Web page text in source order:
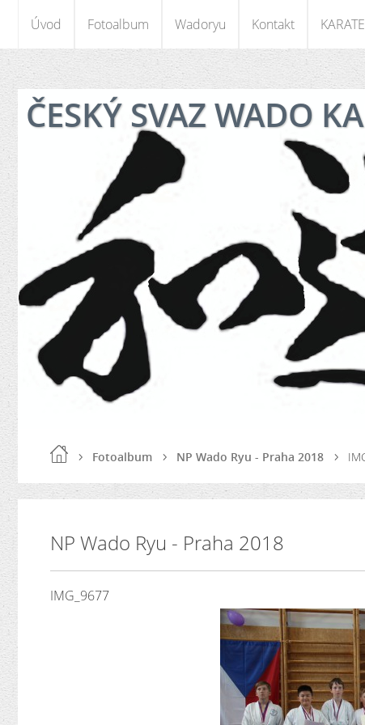
Úvod Fotoalbum Wadoryu Kontakt
ČESKÝ SVAZ WADO
Fotoalbum NP Wado Ryu - Praha 2018
NP Wado Ryu - Praha 2018
IMG_9677